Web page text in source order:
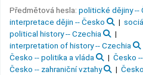
Předmětová hesla: politické dějiny --
interpretace dějin -- Česko
political history -- Czechia
interpretation of history -- Czechia
Česko -- politika a vláda
Česko
Česko -- zahraniční vztahy